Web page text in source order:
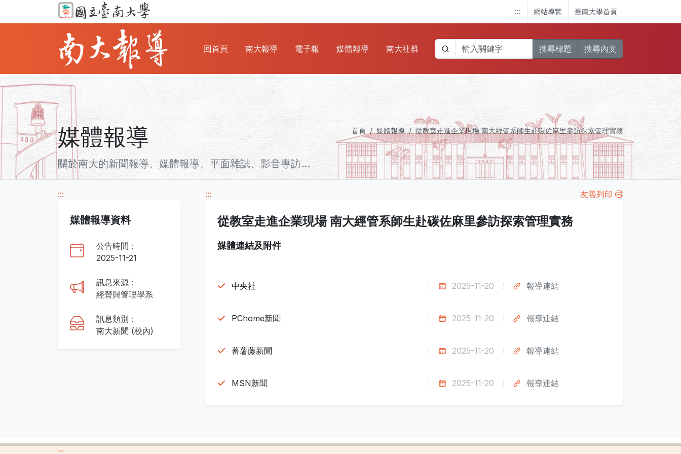
::: 網站導覽 臺南大學首頁
回首頁 南大報導 電子報 媒體報導 南大社群 搜尋標題 搜尋內文
媒體報導
關於南大的新聞報導、媒體報導、平面雜誌、影音專訪...
首頁 媒體報導 從教室走進企業現場 南大經管系師生赴碳佐麻里參訪探索管理實務
::: 友善列印
從教室走進企業現場 南大經管系師生赴碳佐麻里參訪探索管理實務
媒體連結及附件
中央社 2025-11-20 報導連結
PChome新聞 2025-11-20 報導連結
蕃薯藤新聞 2025-11-20 報導連結
MSN新聞 2025-11-20 報導連結
:::
媒體報導資料
公告時間：
2025-11-21
訊息來源：
經營與管理學系
訊息類別：
南大新聞 (校內)
:::